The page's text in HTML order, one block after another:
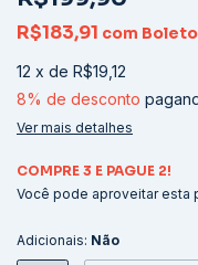
R$183,91 com Boleto
12 x de R$19,12
8% de desconto
Ver mais detalhes
COMPRE 3 E PAGUE 2!
Você pode aproveitar esta
Adicionais: Não